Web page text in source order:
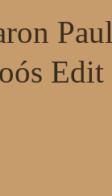
Paul
Edit